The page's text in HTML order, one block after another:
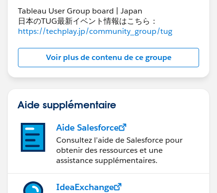
タを用意するか、別の計算方式を使うことになると思い
ます。
Tableau User Group board | Japan
日本のTUG最新イベント情報はこちら：
https://techplay.jp/community_group/tug
Voir plus de contenu de ce groupe
Aide supplémentaire
Aide Salesforce
Consultez l’aide de Salesforce pour
obtenir des ressources et une
assistance supplémentaires.
IdeaExchange